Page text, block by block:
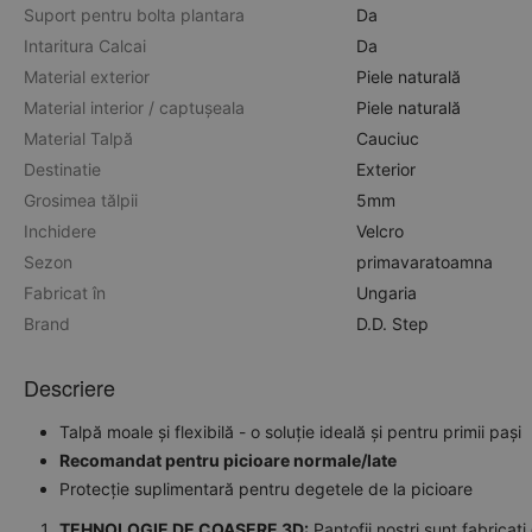
Suport pentru bolta plantara
Da
Intaritura Calcai
Da
Material exterior
Piele naturală
Material interior / captușeala
Piele naturală
Material Talpă
Cauciuc
Destinatie
Exterior
Grosimea tălpii
5mm
Inchidere
Velcro
Sezon
primavaratoamna
Fabricat în
Ungaria
Brand
D.D. Step
Descriere
Talpă moale și flexibilă - o soluție ideală și pentru primii pași
Recomandat pentru picioare normale/late
Protecție suplimentară pentru degetele de la picioare